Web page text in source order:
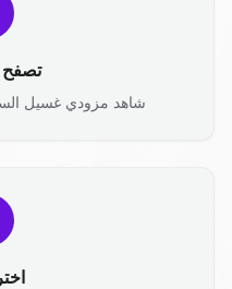
تصفح
شاهد مزودي غسيل